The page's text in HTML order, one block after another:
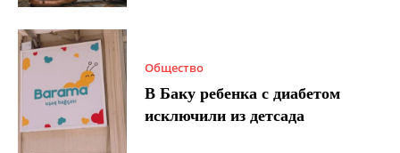
Общество
В Баку ребенка с диабетом
исключили из детсада